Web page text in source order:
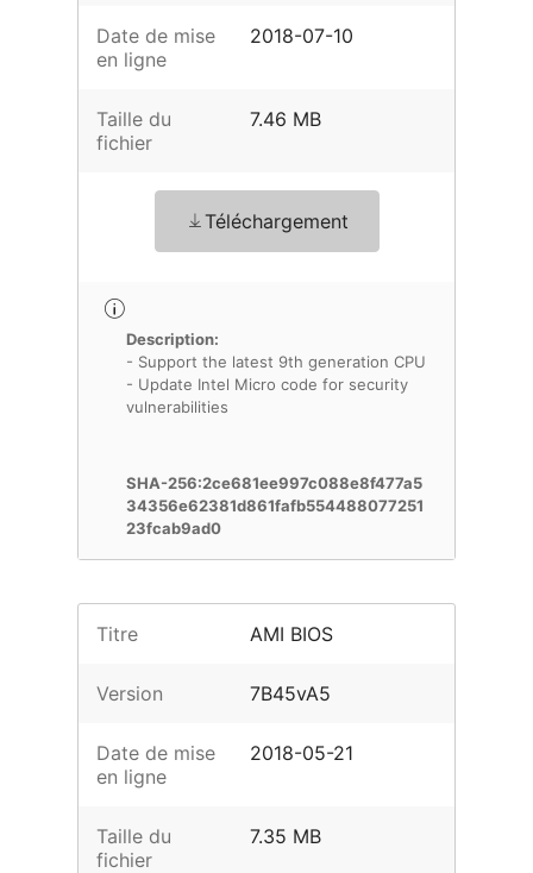
Date de mise
en ligne
2018-07-10
Taille du
fichier
7.46 MB
Téléchargement
Description:
- Support the latest 9th generation CPU
- Update Intel Micro code for security
vulnerabilities
SHA-256:2ce681ee997c088e8f477a5
34356e62381d861fafb554488077251
23fcab9ad0
Titre AMI BIOS
Version 7B45vA5
Date de mise
en ligne
2018-05-21
Taille du
fichier
7.35 MB